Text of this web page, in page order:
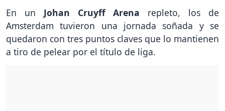
En un Johan Cruyff Arena repleto, los de
Amsterdam tuvieron una jornada soñada y se
quedaron con tres puntos claves que lo mantienen
a tiro de pelear por el título de liga.